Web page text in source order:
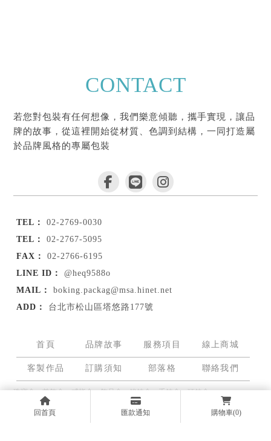
回首頁 匯款通知 購物車(0)
CONTACT
若您對包裝有任何想像，我們樂意傾聽，攜手實現，讓品
牌的故事，從這裡開始從材質、色調到結構，一同打造屬
於品牌風格的專屬包裝
@heq9588o
02-2769-0030
02-2767-5095
02-2766-6195
boking.packag@msa.hinet.net
台北市松山區塔悠路177號
首頁 品牌故事 服務項目 線上商城
客製作品 訂購須知 部落格 聯絡我們
珠寶盒 首飾盒 戒指盒 飾品盒 鐘錶盒 手錶盒 項鍊盒
網站使用條款